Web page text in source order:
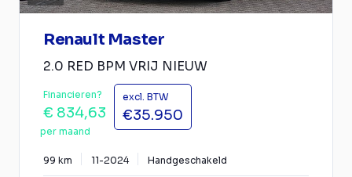
Renault Master
2.0 RED BPM VRIJ NIEUW
Financieren?
€ 834,63
per maand
excl. BTW
€35.950
99 km 11-2024 Handgeschakeld